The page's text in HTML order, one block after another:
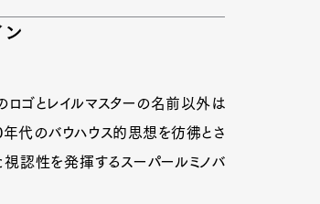
ロゴとレイルマスターの名前以外は
代のバウハウス的思想を彷彿とさ
認性を発揮するスーパールミノバ